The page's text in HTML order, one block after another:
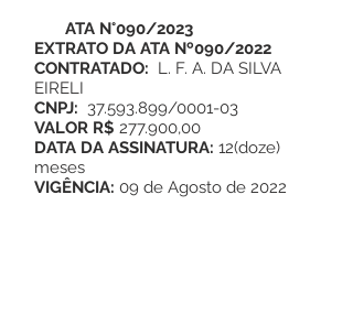
ATA N°090/2023
EXTRATO DA ATA Nº090/2022
CONTRATADO: L. F. A. DA SILVA
EIRELI
CNPJ: 37.593.899/0001-03
VALOR R$ 277.900,00
DATA DA ASSINATURA: 12(doze)
meses
VIGÊNCIA: 09 de Agosto de 2022